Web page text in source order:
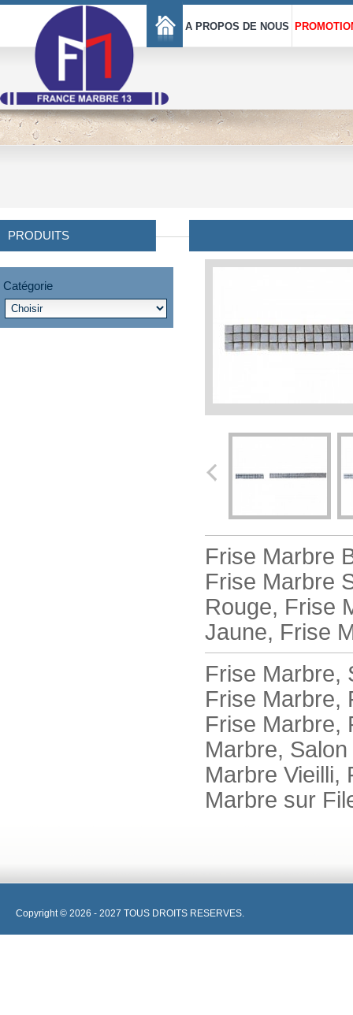
A PROPOS DE NOUS
PRODUITS
Catégorie
Frise Marbre
Frise Marbre
Rouge, Frise
Jaune, Frise
Frise Marbre,
Frise Marbre,
Frise Marbre,
Marbre,
Marbre Vieilli,
Marbre sur
Copyright © 2026 - 2027 TOUS DROITS RESERVES.